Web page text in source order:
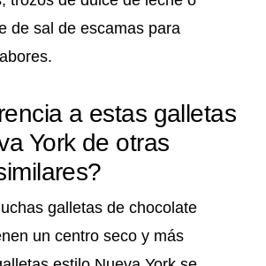
de sal de escamas para
a estas galletas
York de otras
galletas de chocolate
un centro seco y más